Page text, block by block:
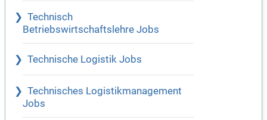
Technisch
Betriebswirtschaftslehre Jobs
Technische Logistik Jobs
Technisches Logistikmanagement
Jobs